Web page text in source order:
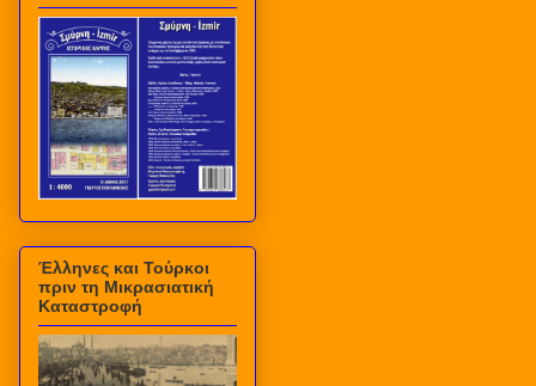
Έλληνες και Τούρκοι
πριν τη Μικρασιατική
Καταστροφή